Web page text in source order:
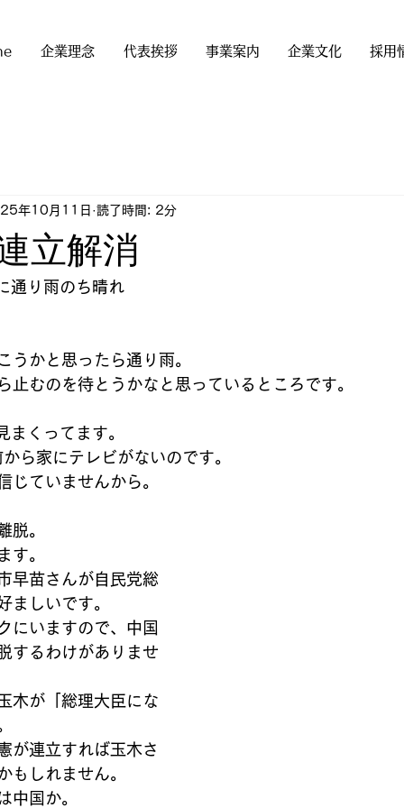
企業理念 代表挨拶 事業案内 企業文化 採用
立解消
年10月11日 読了時間: 2分
通り雨のち晴れ
うかと思ったら通り雨。
止むのを待とうかなと思っているところです。
くってます。
ら家にテレビがないのです。
じていませんから。
脱。
す。
早苗さんが自民党総
ましいです。
にいますので、中国
するわけがありませ
木が「総理大臣にな
が連立すれば玉木さ
もしれません。
中国か。